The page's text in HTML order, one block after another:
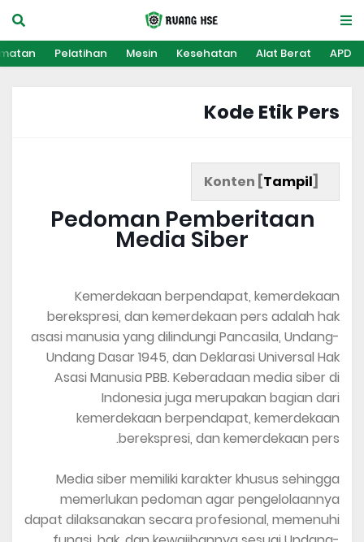
APD
Alat Berat
Kesehatan
Mesin
Pelatihan
Kode Etik Pers
Konten [Tampil]
Pedoman Pemberitaan
Media Siber
Kemerdekaan berpendapat, kemerdekaan
berekspresi, dan kemerdekaan pers adalah hak
asasi manusia yang dilindungi Pancasila, Undang-
Undang Dasar 1945, dan Deklarasi Universal Hak
Asasi Manusia PBB. Keberadaan media siber di
Indonesia juga merupakan bagian dari
kemerdekaan berpendapat, kemerdekaan
berekspresi, dan kemerdekaan pers.
Media siber memiliki karakter khusus sehingga
memerlukan pedoman agar pengelolaannya
dapat dilaksanakan secara profesional, memenuhi